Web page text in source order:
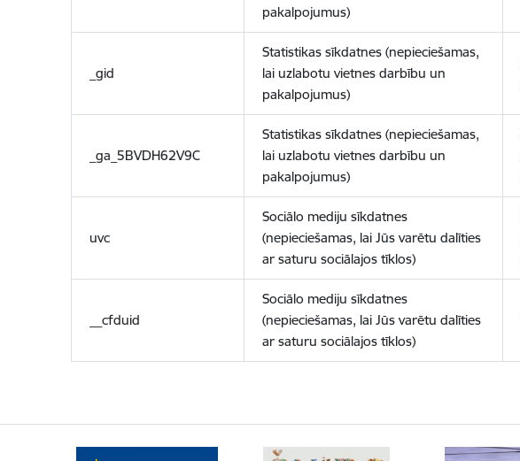
pakalpojumus)
_gid
Statistikas sīkdatnes (nepieciešamas,
lai uzlabotu vietnes darbību un
pakalpojumus)
_ga_5BVDH62V9C
Statistikas sīkdatnes (nepieciešamas,
lai uzlabotu vietnes darbību un
pakalpojumus)
uvc
Sociālo mediju sīkdatnes
(nepieciešamas, lai Jūs varētu dalīties
ar saturu sociālajos tīklos)
__cfduid
Sociālo mediju sīkdatnes
(nepieciešamas, lai Jūs varētu dalīties
ar saturu sociālajos tīklos)